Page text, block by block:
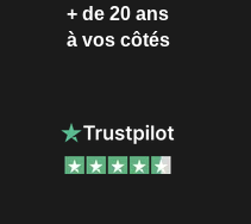
+ de 20 ans
à vos côtés